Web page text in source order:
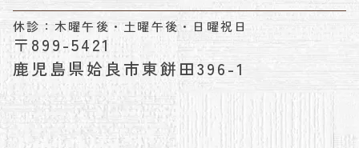
休診：木曜午後・土曜午後・日曜祝日
〒899-5421
鹿児島県姶良市東餅田396-1